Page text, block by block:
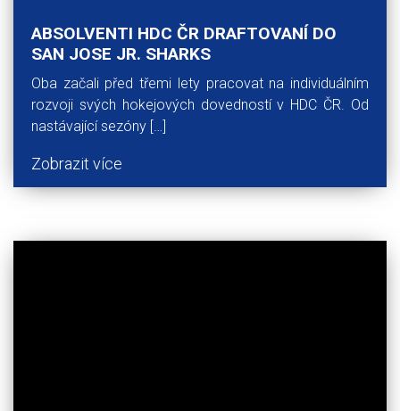
ABSOLVENTI HDC ČR DRAFTOVANÍ DO
SAN JOSE JR. SHARKS
Oba začali před třemi lety pracovat na individuálním
rozvoji svých hokejových dovedností v HDC ČR. Od
nastávající sezóny […]
Zobrazit více